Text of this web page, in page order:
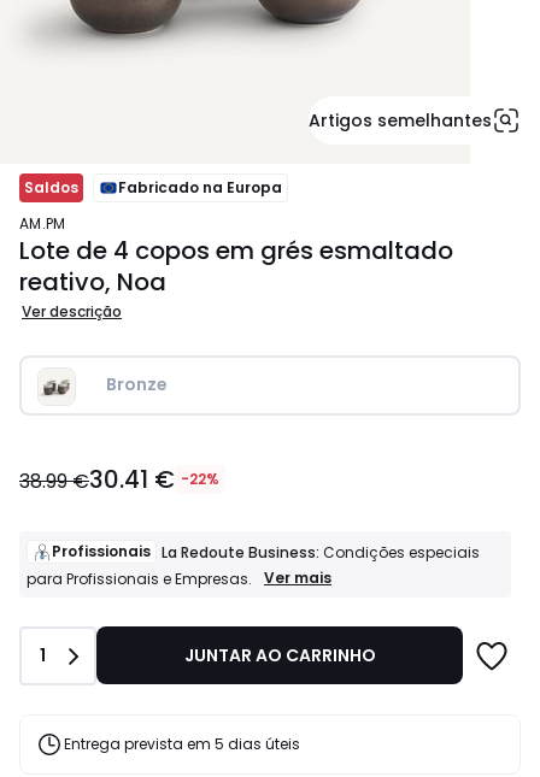
Artigos semelhantes
Saldos
Fabricado na Europa
AM.PM
Lote de 4 copos em grés esmaltado
reativo, Noa
Ver descrição
Bronze
€
de
38.99
22%
desconto
38.99 €30.41 € -22%
Profissionais La Redoute Business: Condições especiais
para Profissionais e Empresas.
Profissionais
Condições
e
Ver mais
Quantidade
1 JUNTAR AO CARRINHO
Entrega prevista em 5 dias úteis